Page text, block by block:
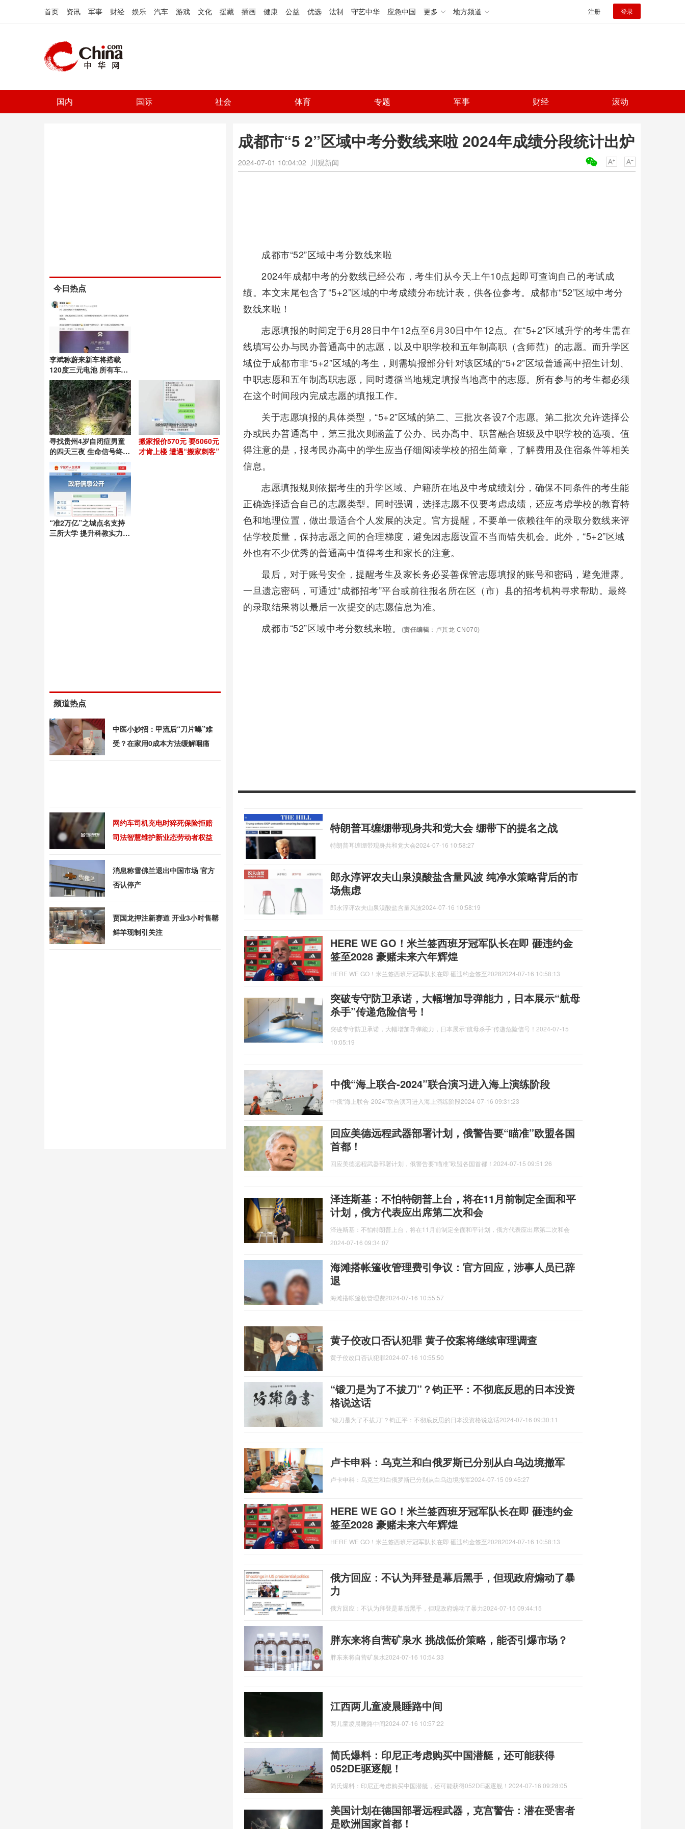
首页 资讯 军事 财经 娱乐 汽车 游戏 文化 援藏 插画 健康 公益 优选 法制 守艺中华 应急中国 更多 地方频道 注册 登录
国内 国际 社会 体育 专题 军事 财经 滚动
成都市“5 2”区域中考分数线来啦 2024年成绩分段统计出炉
2024-07-01 10:04:02 川观新闻
成都市“52”区域中考分数线来啦
2024年成都中考的分数线已经公布，考生们从今天上午10点起即可查询自己的考试成
绩。本文末尾包含了“5+2”区域的中考成绩分布统计表，供各位参考。成都市“52”区域中考分
数线来啦！
志愿填报的时间定于6月28日中午12点至6月30日中午12点。在“5+2”区域升学的考生需在
线填写公办与民办普通高中的志愿，以及中职学校和五年制高职（含师范）的志愿。而升学区
域位于成都市非“5+2”区域的考生，则需填报部分针对该区域的“5+2”区域普通高中招生计划、
中职志愿和五年制高职志愿，同时遵循当地规定填报当地高中的志愿。所有参与的考生都必须
在这个时间段内完成志愿的填报工作。
关于志愿填报的具体类型，“5+2”区域的第二、三批次各设7个志愿。第二批次允许选择公
办或民办普通高中，第三批次则涵盖了公办、民办高中、职普融合班级及中职学校的选项。值
得注意的是，报考民办高中的学生应当仔细阅读学校的招生简章，了解费用及住宿条件等相关
信息。
志愿填报规则依据考生的升学区域、户籍所在地及中考成绩划分，确保不同条件的考生能
正确选择适合自己的志愿类型。同时强调，选择志愿不仅要考虑成绩，还应考虑学校的教育特
色和地理位置，做出最适合个人发展的决定。官方提醒，不要单一依赖往年的录取分数线来评
估学校质量，保持志愿之间的合理梯度，避免因志愿设置不当而错失机会。此外，“5+2”区域
外也有不少优秀的普通高中值得考生和家长的注意。
最后，对于账号安全，提醒考生及家长务必妥善保管志愿填报的账号和密码，避免泄露。
一旦遗忘密码，可通过“成都招考”平台或前往报名所在区（市）县的招考机构寻求帮助。最终
的录取结果将以最后一次提交的志愿信息为准。
成都市“52”区域中考分数线来啦。
(责任编辑 ：卢其龙 CN070)
特朗普耳缠绷带现身共和党大会 绷带下的提名之战
特朗普耳缠绷带现身共和党大会2024-07-16 10:58:27
郎永淳评农夫山泉溴酸盐含量风波 纯净水策略背后的市
场焦虑
郎永淳评农夫山泉溴酸盐含量风波2024-07-16 10:58:19
HERE WE GO！米兰签西班牙冠军队长在即 砸违约金
签至2028 豪赌未来六年辉煌
HERE WE GO！米兰签西班牙冠军队长在即 砸违约金签至20282024-07-16 10:58:13
突破专守防卫承诺，大幅增加导弹能力，日本展示“航母
杀手”传递危险信号！
突破专守防卫承诺，大幅增加导弹能力，日本展示“航母杀手”传递危险信号！ 2024-07-15
10:05:19
中俄“海上联合-2024”联合演习进入海上演练阶段
中俄“海上联合-2024”联合演习进入海上演练阶段2024-07-16 09:31:23
回应美德远程武器部署计划，俄警告要“瞄准”欧盟各国
首都！
回应美德远程武器部署计划，俄警告要“瞄准”欧盟各国首都！ 2024-07-15 09:51:26
泽连斯基：不怕特朗普上台，将在11月前制定全面和平
计划，俄方代表应出席第二次和会
泽连斯基：不怕特朗普上台，将在11月前制定全面和平计划，俄方代表应出席第二次和会
2024-07-16 09:34:07
海滩搭帐篷收管理费引争议：官方回应，涉事人员已辞
退
海滩搭帐篷收管理费2024-07-16 10:55:57
黄子佼改口否认犯罪 黄子佼案将继续审理调查
黄子佼改口否认犯罪2024-07-16 10:55:50
“锻刀是为了不拔刀”？钧正平：不彻底反思的日本没资
格说这话
“锻刀是为了不拔刀”？钧正平：不彻底反思的日本没资格说这话2024-07-16 09:30:11
卢卡申科：乌克兰和白俄罗斯已分别从白乌边境撤军
卢卡申科：乌克兰和白俄罗斯已分别从白乌边境撤军2024-07-15 09:45:27
HERE WE GO！米兰签西班牙冠军队长在即 砸违约金
签至2028 豪赌未来六年辉煌
HERE WE GO！米兰签西班牙冠军队长在即 砸违约金签至20282024-07-16 10:58:13
俄方回应：不认为拜登是幕后黑手，但现政府煽动了暴
力
俄方回应：不认为拜登是幕后黑手，但现政府煽动了暴力2024-07-15 09:44:15
胖东来将自营矿泉水 挑战低价策略，能否引爆市场？
胖东来将自营矿泉水2024-07-16 10:54:33
江西两儿童凌晨睡路中间
两儿童凌晨睡路中间2024-07-16 10:57:22
简氏爆料：印尼正考虑购买中国潜艇，还可能获得
052DE驱逐舰！
简氏爆料：印尼正考虑购买中国潜艇，还可能获得052DE驱逐舰！ 2024-07-16 09:28:05
美国计划在德国部署远程武器，克宫警告：潜在受害者
是欧洲国家首都！
今日热点
李斌称蔚来新车将搭载
120度三元电池 所有车型
通用
寻找贵州4岁自闭症男童
的四天三夜 生命信号终被
锁定
搬家报价570元 要5060元
才肯上楼 遭遇“搬家刺客”
“准2万亿”之城点名支持
三所大学 提升科教实力助
频道热点
中医小妙招：甲流后“刀片嗓”难
受？在家用0成本方法缓解咽痛
网约车司机充电时猝死保险拒赔
司法智慧维护新业态劳动者权益
消息称雪佛兰退出中国市场 官方
否认停产
贾国龙押注新赛道 开业3小时售罄
鲜羊现制引关注